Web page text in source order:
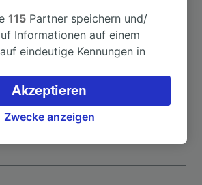
38min
1h 52min
115 Partner speichern und/
Informationen auf einem
eindeutige Kennungen in
können Ihre Präferenzen
verwalten, einschließlich
bei berechtigtem
Diese Präferenzen
Zwecke anzeigen
Akzeptieren